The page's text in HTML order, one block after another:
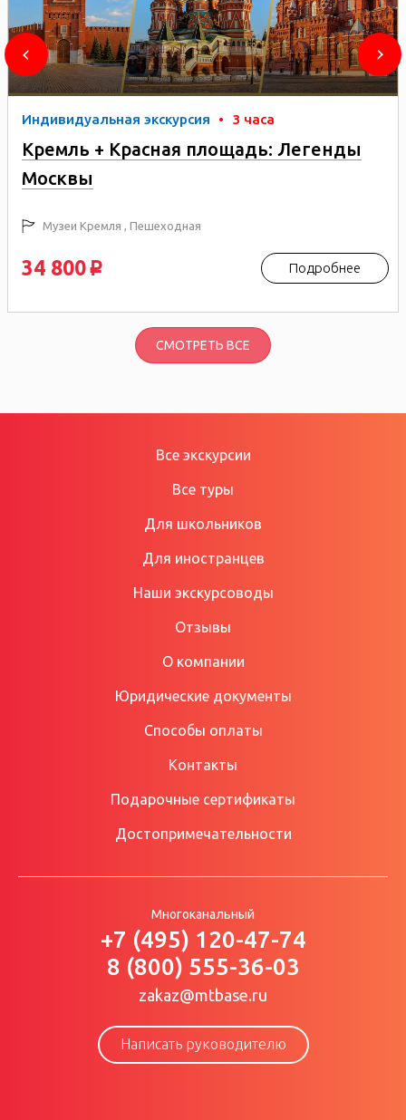
Индивидуальная экскурсия • 3 часа
Кремль + Красная площадь: Легенды
Москвы
Музеи Кремля , Пешеходная
34 800 p Подробнее
СМОТРЕТЬ ВСЕ
Все экскурсии
Все туры
Для школьников
Для иностранцев
Наши экскурсоводы
Отзывы
О компании
Юридические документы
Способы оплаты
Контакты
Подарочные сертификаты
Достопримечательности
Многоканальный
+7 (495) 120-47-74
8 (800) 555-36-03
zakaz@mtbase.ru
Написать руководителю